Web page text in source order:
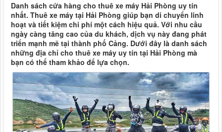
Danh sách cửa hàng cho thuê xe máy Hải Phòng uy tín
nhất. Thuê xe máy tại Hải Phòng giúp bạn di chuyển linh
hoạt và tiết kiệm chi phí một cách hiệu quả. Với nhu cầu
ngày càng tăng cao của du khách, dịch vụ này đang phát
triển mạnh mẽ tại thành phố Cảng. Dưới đây là danh sách
những địa chỉ cho thuê xe máy uy tín tại Hải Phòng mà
bạn có thể tham khảo để lựa chọn.